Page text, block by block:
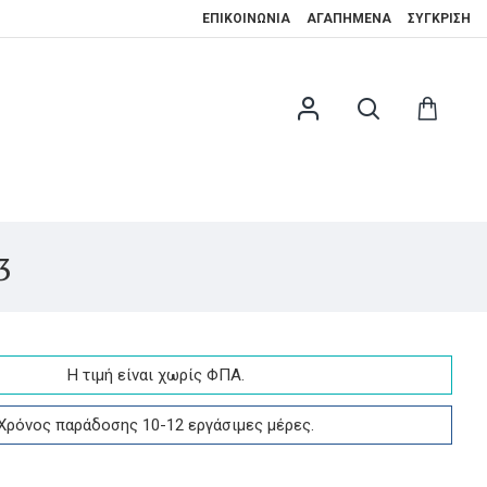
ΕΠΙΚΟΙΝΩΝΊΑ ΑΓΑΠΗΜΈΝΑ ΣΎΓΚΡΙΣΗ
Η τιμή είναι χωρίς ΦΠA.
παράδοσης 10-12 εργάσιμες μέρες.